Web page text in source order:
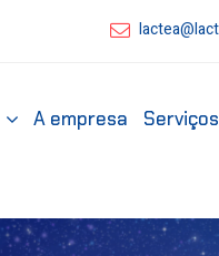
A empresa Serviços